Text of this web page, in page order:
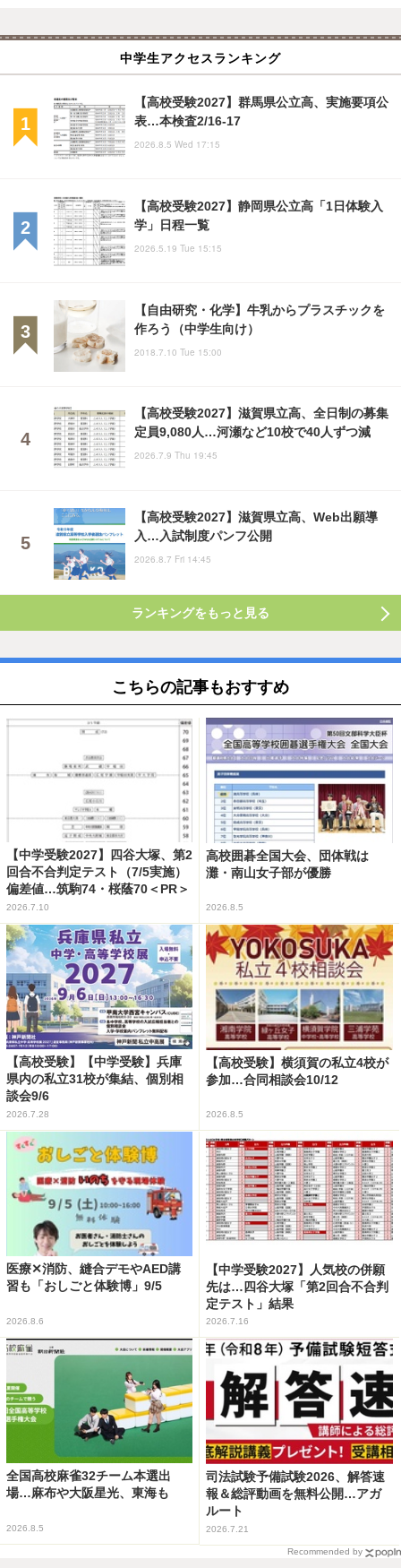
中学生アクセスランキング
【高校受験2027】群馬県公立高、実施要項公
表…本検査2/16-17
2026.8.5 Wed 17:15
【高校受験2027】静岡県公立高「1日体験入
学」日程一覧
2026.5.19 Tue 15:15
【自由研究・化学】牛乳からプラスチックを
作ろう（中学生向け）
2018.7.10 Tue 15:00
【高校受験2027】滋賀県立高、全日制の募集
定員9,080人…河瀬など10校で40人ずつ減
2026.7.9 Thu 19:45
【高校受験2027】滋賀県立高、Web出願導
入…入試制度パンフ公開
2026.8.7 Fri 14:45
ランキングをもっと見る
こちらの記事もおすすめ
【中学受験2027】四谷大塚、第2
回合不合判定テスト（7/5実施）
偏差値…筑駒74・桜蔭70＜PR＞
2026.7.10
高校囲碁全国大会、団体戦は
灘・南山女子部が優勝
2026.8.5
【高校受験】【中学受験】兵庫
県内の私立31校が集結、個別相
談会9/6
2026.7.28
【高校受験】横須賀の私立4校が
参加…合同相談会10/12
2026.8.5
医療✕消防、縫合デモやAED講
習も「おしごと体験博」9/5
2026.8.6
【中学受験2027】人気校の併願
先は…四谷大塚「第2回合不合判
定テスト」結果
2026.7.16
全国高校麻雀32チーム本選出
場…麻布や大阪星光、東海も
2026.8.5
司法試験予備試験2026、解答速
報＆総評動画を無料公開…アガ
ルート
2026.7.21
Recommended by